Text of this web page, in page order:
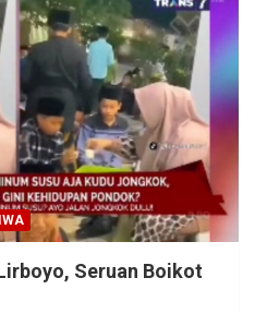
Seruan Boikot